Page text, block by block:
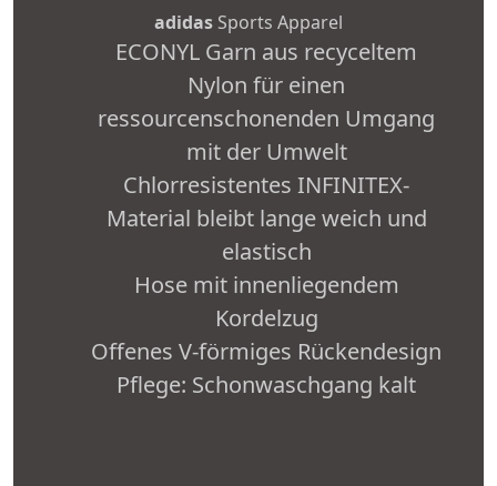
adidas Sports Apparel
ECONYL Garn aus recyceltem
Nylon für einen
ressourcenschonenden Umgang
mit der Umwelt
Chlorresistentes INFINITEX-
Material bleibt lange weich und
elastisch
Hose mit innenliegendem
Kordelzug
Offenes V-förmiges Rückendesign
Pflege: Schonwaschgang kalt